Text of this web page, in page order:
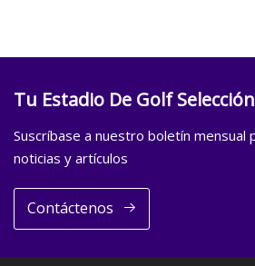
Tu Estadio De Golf
Suscríbase a nuestro boletín mensual
noticias y artículos
Contáctenos